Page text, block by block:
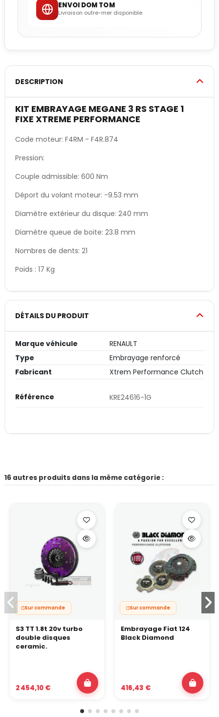
ENVOI DOM TOM
Livraison outre-mer disponible
DESCRIPTION
KIT EMBRAYAGE MEGANE 3 RS STAGE 1
FIXE XTREME PERFORMANCE
Code moteur: F4RM - F4R.874
Pression:
Couple admissible: 600 Nm
Déport du volant moteur: -9.53 mm
Diamètre extérieur du disque: 240 mm
Diamètre queue de boite: 23.8 mm
Nombres de dents: 21
Poids : 17 Kg
DÉTAILS DU PRODUIT
Marque véhicule
RENAULT
Type
Embrayage renforcé
Fabricant
Xtrem Performance Clutch
Référence KRE24616-1G
16 autres produits dans la même catégorie :
Sur commande
S3 TT 1.8t 20v turbo
double disques
ceramic.
2 454,10 €
Sur commande
Embrayage Fiat 124
Black Diamond
416,43 €